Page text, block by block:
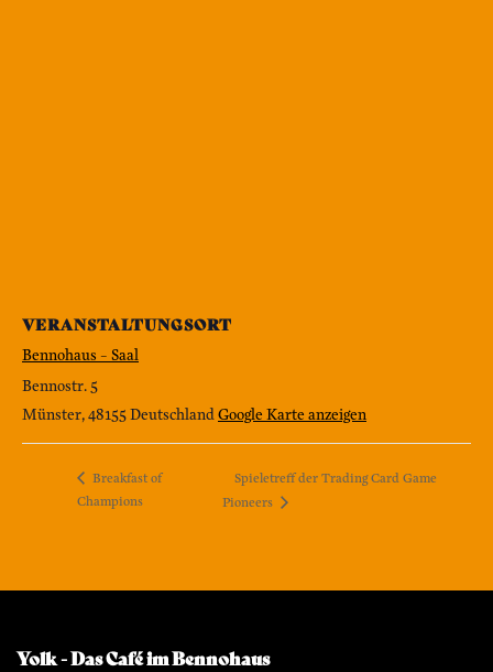
VERANSTALTUNGSORT
Bennohaus – Saal
Bennostr. 5
Münster,48155DeutschlandGoogle Karte anzeigen
Breakfast of
Champions
Spieletreff der Trading Card Game
Pioneers
Yolk - Das Café im Bennohaus